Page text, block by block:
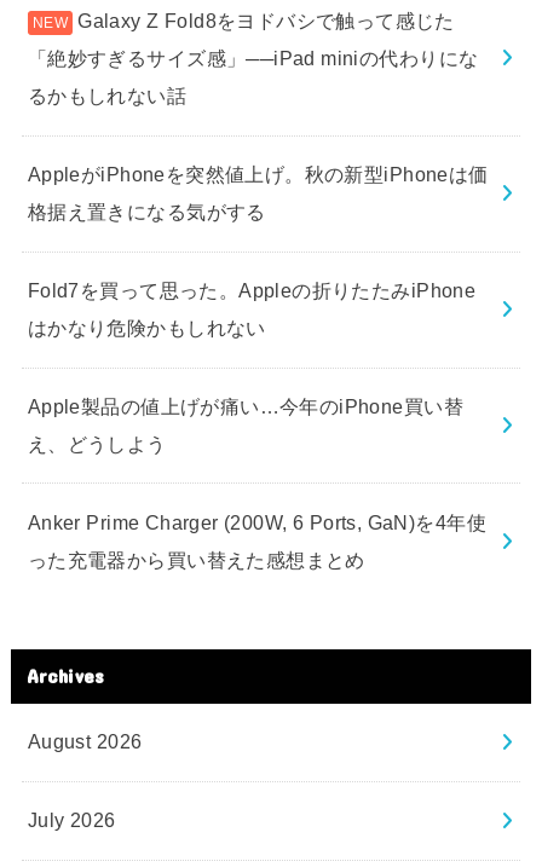
Galaxy Z Fold8をヨドバシで触って感じた
「絶妙すぎるサイズ感」──iPad miniの代わりにな
るかもしれない話
AppleがiPhoneを突然値上げ。秋の新型iPhoneは価
格据え置きになる気がする
Fold7を買って思った。Appleの折りたたみiPhone
はかなり危険かもしれない
Apple製品の値上げが痛い…今年のiPhone買い替
え、どうしよう
Anker Prime Charger (200W, 6 Ports, GaN)を4年使
った充電器から買い替えた感想まとめ
Archives
August 2026
July 2026